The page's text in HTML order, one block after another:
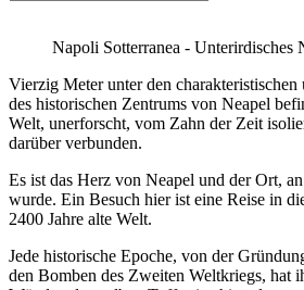
Napoli Sotterranea - Unterirdisches
Vierzig Meter unter den charakteristischen
des historischen Zentrums von Neapel
Welt, unerforscht, vom Zahn der Zeit
darüber verbunden.
Es ist das Herz von Neapel und der Ort,
wurde. Ein Besuch hier ist eine Reise in
2400 Jahre alte Welt.
Jede historische Epoche, von der
den Bomben des Zweiten Weltkriegs, hat